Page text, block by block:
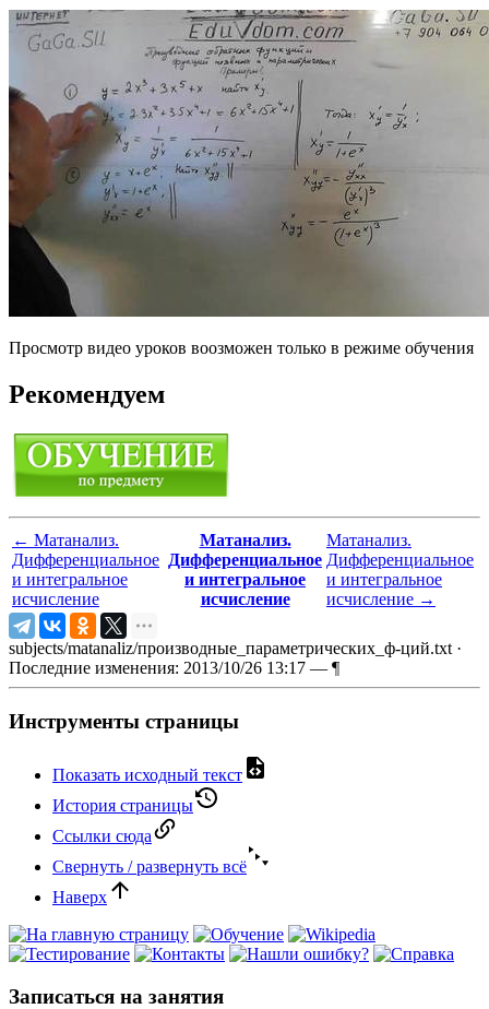
Просмотр видео уроков воозможен только в режиме обучения
Рекомендуем
← Матанализ.
Дифференциальное
и интегральное
исчисление
Матанализ.
Дифференциальное
и интегральное
исчисление
Матанализ.
Дифференциальное
и интегральное
исчисление →
subjects/matanaliz/производные_параметрических_ф-ций.txt·
Последние изменения: 2013/10/26 13:17 — ¶
Инструменты страницы
Показать исходный текст
История страницы
Ссылки сюда
Свернуть / развернуть всё
Наверх
Записаться на занятия